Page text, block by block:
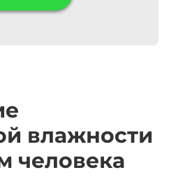
влажности
человека